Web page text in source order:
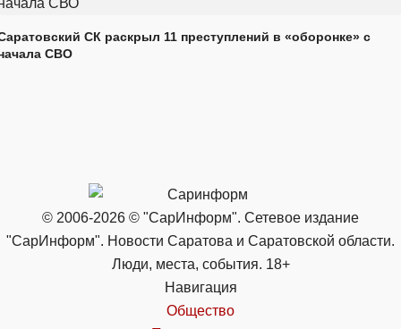
СК раскрыл 11 преступлений в «оборонке» с
СВО
© 2006-2026 © "СарИнформ". Сетевое издание
"СарИнформ". Новости Саратова и Саратовской области.
Люди, места, события. 18+
Навигация
Общество